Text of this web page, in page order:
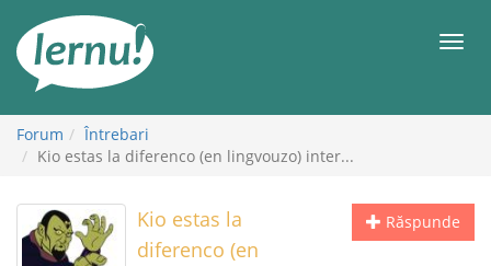
conținut
Forum
Întrebari
Kio estas la diferenco (en lingvouzo) inter...
Răspunde
Kio estas la
diferenco (en